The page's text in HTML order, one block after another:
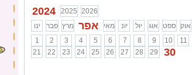
2024 2025 2026
ינו
פבר מרץ אפר מאי יונ יול אוג ספט אוק
1
2 3 4 5 6 7 8 9 10 11
21
22 23 24 25 26 27 28 29 30